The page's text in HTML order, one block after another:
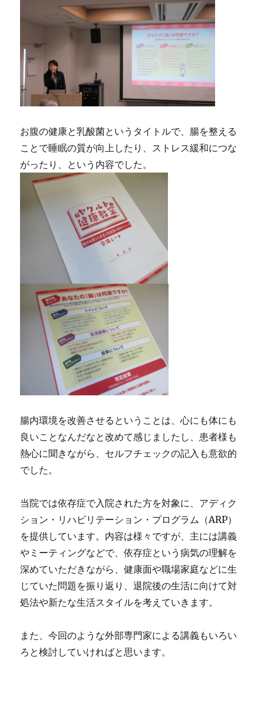
お腹の健康と乳酸菌というタイトルで、腸を整える
ことで睡眠の質が向上したり、ストレス緩和につな
がったり、という内容でした。
腸内環境を改善させるということは、心にも体にも
良いことなんだなと改めて感じましたし、患者様も
熱心に聞きながら、セルフチェックの記入も意欲的
でした。
当院では依存症で入院された方を対象に、アディク
ション・リハビリテーション・プログラム（ARP）
を提供しています。内容は様々ですが、主には講義
やミーティングなどで、依存症という病気の理解を
深めていただきながら、健康面や職場家庭などに生
じていた問題を振り返り、退院後の生活に向けて対
処法や新たな生活スタイルを考えていきます。
また、今回のような外部専門家による講義もいろい
ろと検討していければと思います。